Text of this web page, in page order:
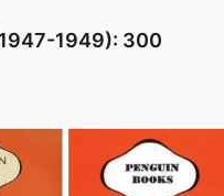
1949): 300